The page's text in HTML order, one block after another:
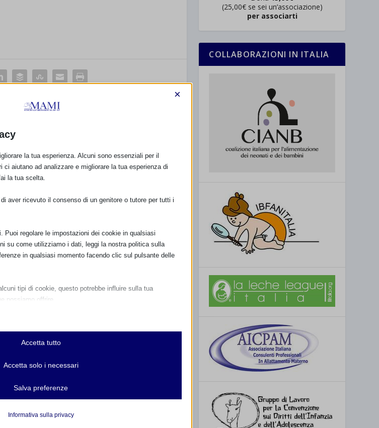
Corso Base Allattamento MIPA – Brescia
(25,00€ se sei un’associazione)
per associarti
COLLABORAZIONI IN ITALIA
×
la tua esperienza. Alcuni sono essenziali per il
ci aiutano ad analizzare e migliorare la tua esperienza di
la tua scelta.
aver ricevuto il consenso di un genitore o tutore per tutti i
Puoi regolare le impostazioni dei cookie in qualsiasi
su come utilizziamo i dati, leggi la nostra politica sulla
in qualsiasi momento facendo clic sul pulsante delle
tipi di cookie, questo potrebbe influire sulla tua
possiamo offrire.
cookie e servizi non richiedono il consenso dell'utente
sull'utilizzo, consentendoci di ottenere
con il nostro sito web.
Mostra dettagli
Accetta tutto
Accetta solo i necessari
Salva preferenze
Informativa sulla privacy